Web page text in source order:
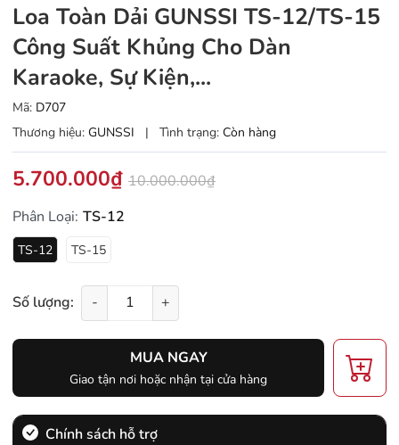
Loa Toàn Dải GUNSSI TS-12/TS-15
Công Suất Khủng Cho Dàn
Karaoke, Sự Kiện,...
Mã: D707
Thương hiệu: GUNSSI | Tình trạng: Còn hàng
5.700.000₫ 10.000.000₫
Phân Loại: TS-12
TS-12 TS-15
Số lượng: - +
MUA NGAY
Giao tận nơi hoặc nhận tại cửa hàng
Chính sách hỗ trợ